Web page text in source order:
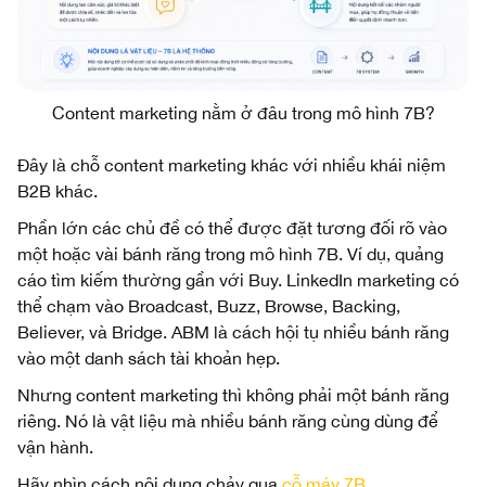
Content marketing nằm ở đâu trong mô hình 7B?
Đây là chỗ content marketing khác với nhiều khái niệm
B2B khác.
Phần lớn các chủ đề có thể được đặt tương đối rõ vào
một hoặc vài bánh răng trong mô hình 7B. Ví dụ, quảng
cáo tìm kiếm thường gần với Buy. LinkedIn marketing có
thể chạm vào Broadcast, Buzz, Browse, Backing,
Believer, và Bridge. ABM là cách hội tụ nhiều bánh răng
vào một danh sách tài khoản hẹp.
Nhưng content marketing thì không phải một bánh răng
riêng. Nó là vật liệu mà nhiều bánh răng cùng dùng để
vận hành.